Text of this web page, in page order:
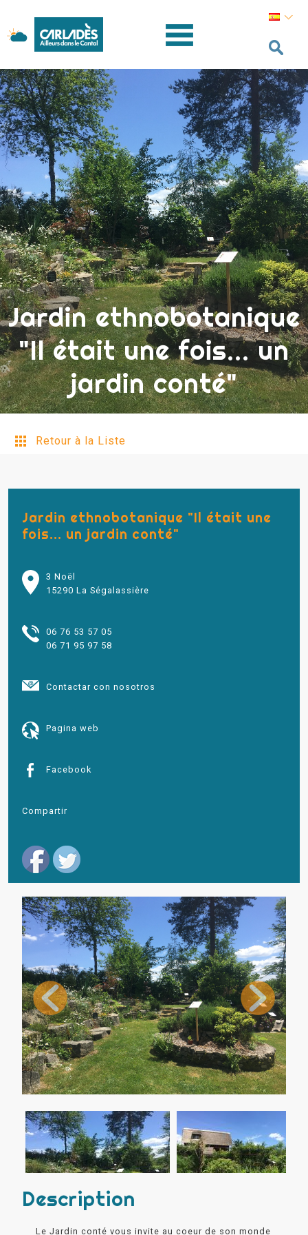
Jardin ethnobotanique
"Il était une fois... un
jardin conté"
Retour à la Liste
Jardin ethnobotanique "Il était une
fois... un jardin conté"
3 Noël
15290 La Ségalassière
06 76 53 57 05
06 71 95 97 58
Contactar con nosotros
Pagina web
Facebook
Compartir
Description
Le Jardin conté vous invite au coeur de son monde